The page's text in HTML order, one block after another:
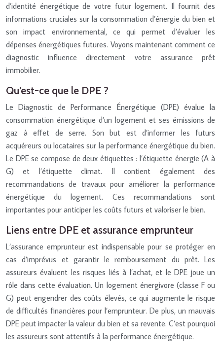
d’identité énergétique de votre futur logement. Il fournit des
informations cruciales sur la consommation d’énergie du bien et
son impact environnemental, ce qui permet d’évaluer les
dépenses énergétiques futures. Voyons maintenant comment ce
diagnostic influence directement votre assurance prêt
immobilier.
Qu’est-ce que le DPE ?
Le Diagnostic de Performance Énergétique (DPE) évalue la
consommation énergétique d’un logement et ses émissions de
gaz à effet de serre. Son but est d’informer les futurs
acquéreurs ou locataires sur la performance énergétique du bien.
Le DPE se compose de deux étiquettes : l’étiquette énergie (A à
G) et l’étiquette climat. Il contient également des
recommandations de travaux pour améliorer la performance
énergétique du logement. Ces recommandations sont
importantes pour anticiper les coûts futurs et valoriser le bien.
Liens entre DPE et assurance emprunteur
L’assurance emprunteur est indispensable pour se protéger en
cas d’imprévus et garantir le remboursement du prêt. Les
assureurs évaluent les risques liés à l’achat, et le DPE joue un
rôle dans cette évaluation. Un logement énergivore (classe F ou
G) peut engendrer des coûts élevés, ce qui augmente le risque
de difficultés financières pour l’emprunteur. De plus, un mauvais
DPE peut impacter la valeur du bien et sa revente. C’est pourquoi
les assureurs sont attentifs à la performance énergétique.